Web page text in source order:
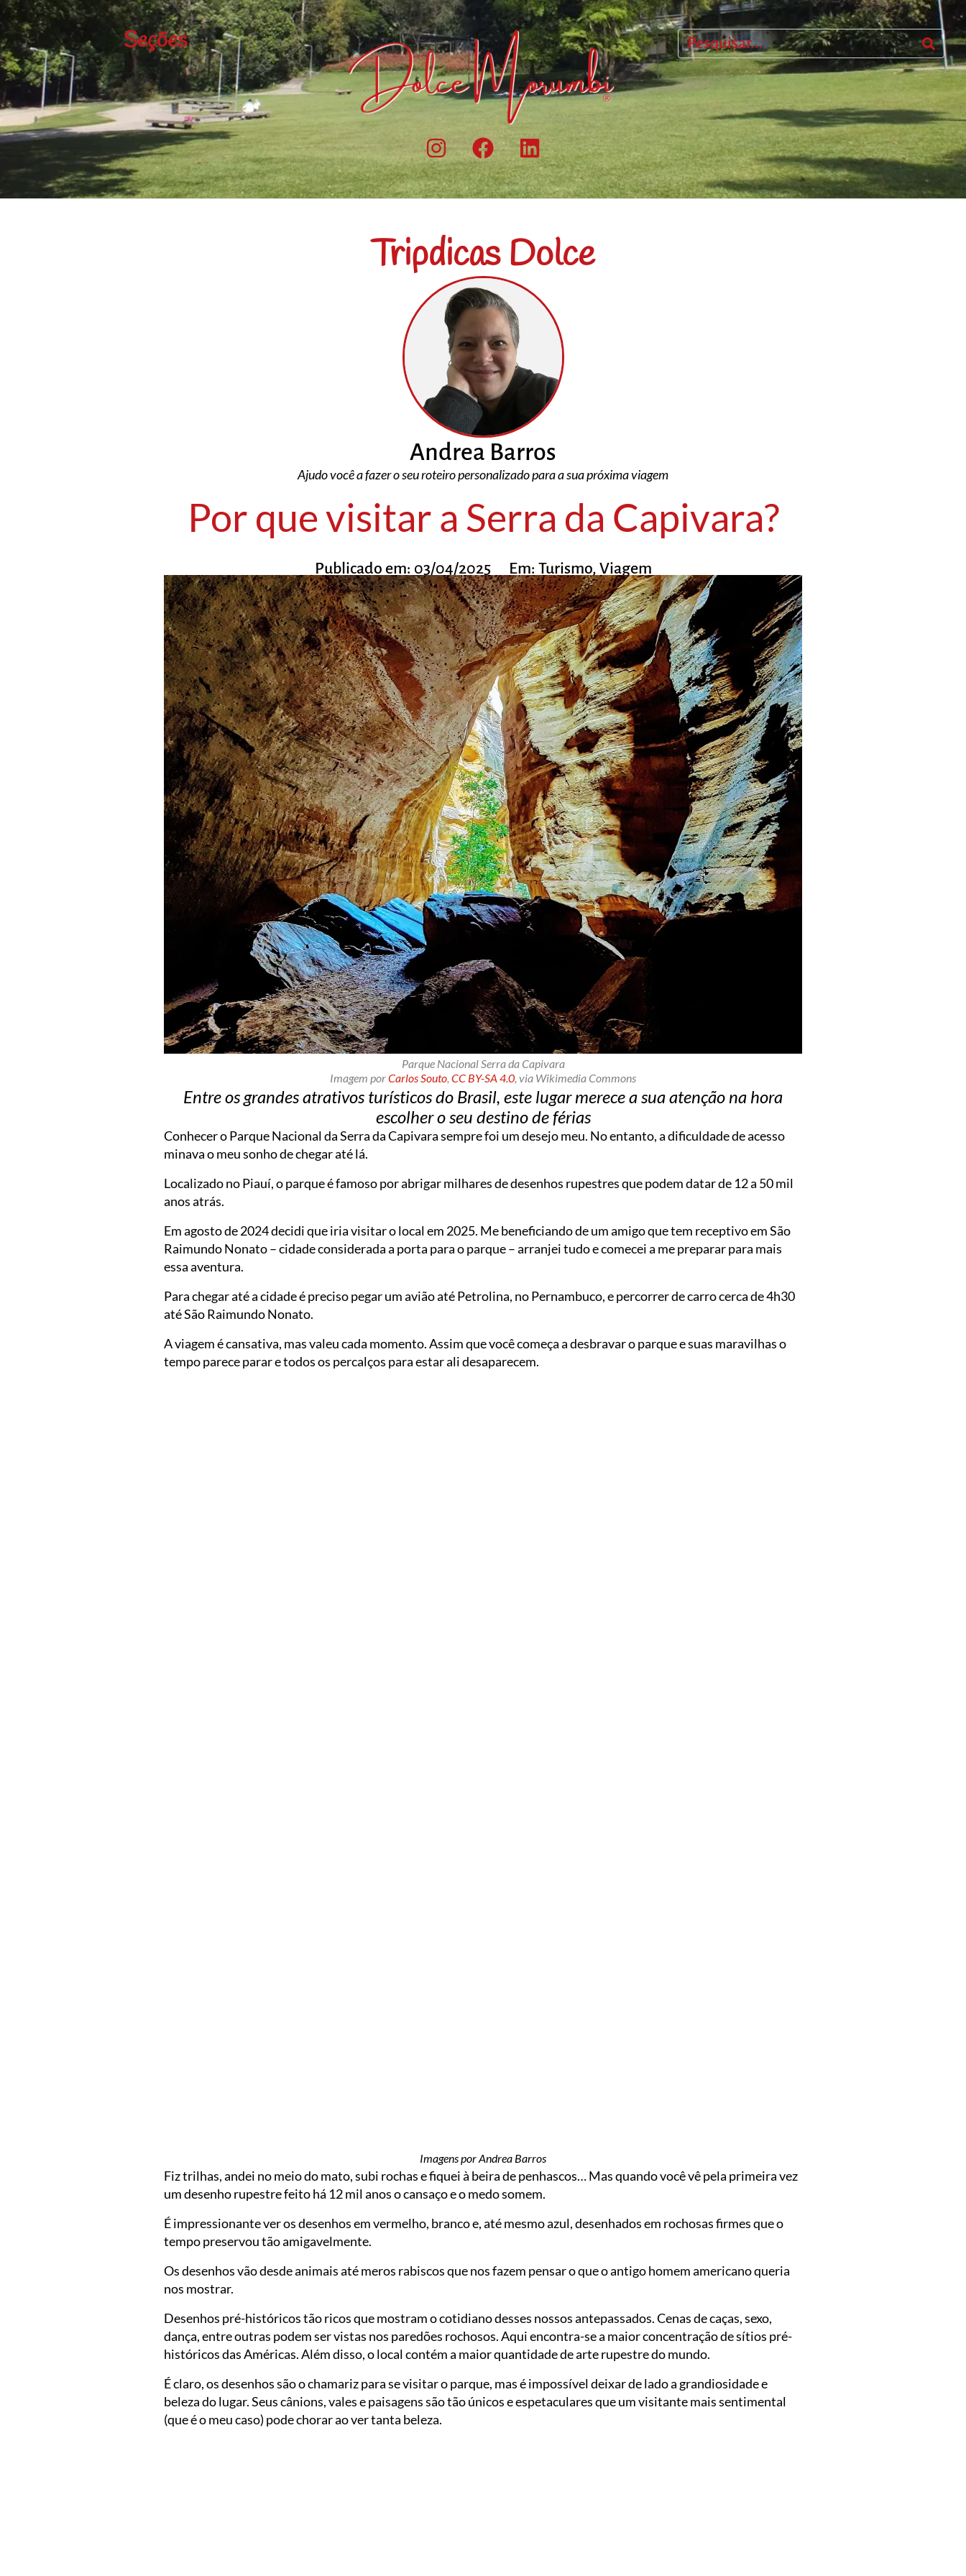
Seções
Tripdicas Dolce
Andrea Barros
Ajudo você a fazer o seu roteiro personalizado para a sua próxima viagem
Por que visitar a Serra da Capivara?
Publicado em: 03/04/2025 Em: Turismo, Viagem
Parque Nacional Serra da Capivara
Imagem porCarlos Souto, CC BY-SA 4.0, via Wikimedia Commons
Entre os grandes atrativos turísticos do Brasil, este lugar merece a sua atenção na hora
escolher o seu destino de férias
Conhecer o Parque Nacional da Serra da Capivara sempre foi um desejo meu. No entanto, a dificuldade de acesso
minava o meu sonho de chegar até lá.
Localizado no Piauí, o parque é famoso por abrigar milhares de desenhos rupestres que podem datar de 12 a 50 mil
anos atrás.
Em agosto de 2024 decidi que iria visitar o local em 2025. Me beneficiando de um amigo que tem receptivo em São
Raimundo Nonato – cidade considerada a porta para o parque – arranjei tudo e comecei a me preparar para mais
essa aventura.
Para chegar até a cidade é preciso pegar um avião até Petrolina, no Pernambuco, e percorrer de carro cerca de 4h30
até São Raimundo Nonato.
A viagem é cansativa, mas valeu cada momento. Assim que você começa a desbravar o parque e suas maravilhas o
tempo parece parar e todos os percalços para estar ali desaparecem.
Imagens por Andrea Barros
Fiz trilhas, andei no meio do mato, subi rochas e fiquei à beira de penhascos… Mas quando você vê pela primeira vez
um desenho rupestre feito há 12 mil anos o cansaço e o medo somem.
É impressionante ver os desenhos em vermelho, branco e, até mesmo azul, desenhados em rochosas firmes que o
tempo preservou tão amigavelmente.
Os desenhos vão desde animais até meros rabiscos que nos fazem pensar o que o antigo homem americano queria
nos mostrar.
Desenhos pré-históricos tão ricos que mostram o cotidiano desses nossos antepassados. Cenas de caças, sexo,
dança, entre outras podem ser vistas nos paredões rochosos. Aqui encontra-se a maior concentração de sítios pré-
históricos das Américas. Além disso, o local contém a maior quantidade de arte rupestre do mundo.
É claro, os desenhos são o chamariz para se visitar o parque, mas é impossível deixar de lado a grandiosidade e
beleza do lugar. Seus cânions, vales e paisagens são tão únicos e espetaculares que um visitante mais sentimental
(que é o meu caso) pode chorar ao ver tanta beleza.